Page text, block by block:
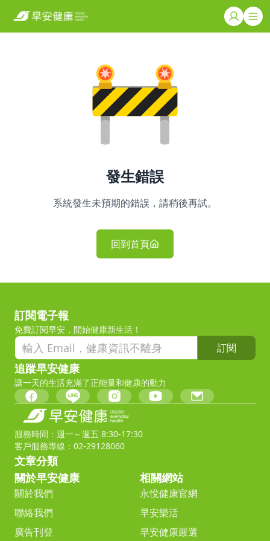
發生錯誤
系統發生未預期的錯誤，請稍後再試。
回到首頁
訂閱電子報
免費訂閱早安，開始健康新生活！
訂閱
追蹤早安健康
讓一天的生活充滿了正能量和健康的動力
服務時間：週一～週五 8:30-17:30
客戶服務專線：02-29128060
文章分類
關於早安健康
關於我們
聯絡我們
廣告刊登
相關網站
永悅健康官網
早安樂活
早安健康嚴選